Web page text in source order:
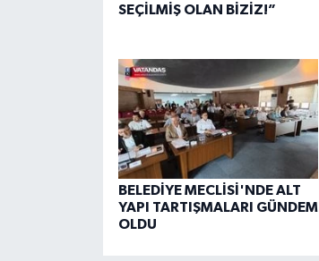
SEÇİLMİŞ OLAN BİZİZ!”
BELEDİYE MECLİSİ'NDE ALT
YAPI TARTIŞMALARI GÜNDEM
OLDU